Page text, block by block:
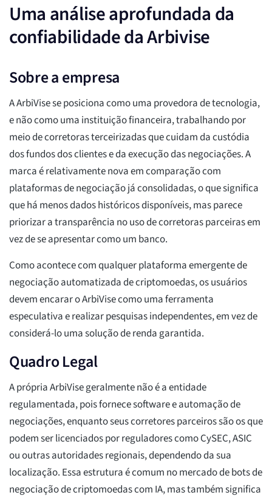
Uma análise aprofundada da
confiabilidade da Arbivise
Sobre a empresa
A ArbiVise se posiciona como uma provedora de tecnologia,
e não como uma instituição financeira, trabalhando por
meio de corretoras terceirizadas que cuidam da custódia
dos fundos dos clientes e da execução das negociações. A
marca é relativamente nova em comparação com
plataformas de negociação já consolidadas, o que significa
que há menos dados históricos disponíveis, mas parece
priorizar a transparência no uso de corretoras parceiras em
vez de se apresentar como um banco.
Como acontece com qualquer plataforma emergente de
negociação automatizada de criptomoedas, os usuários
devem encarar o ArbiVise como uma ferramenta
especulativa e realizar pesquisas independentes, em vez de
considerá-lo uma solução de renda garantida.
Quadro Legal
A própria ArbiVise geralmente não é a entidade
regulamentada, pois fornece software e automação de
negociações, enquanto seus corretores parceiros são os que
podem ser licenciados por reguladores como CySEC, ASIC
ou outras autoridades regionais, dependendo da sua
localização. Essa estrutura é comum no mercado de bots de
negociação de criptomoedas com IA, mas também significa